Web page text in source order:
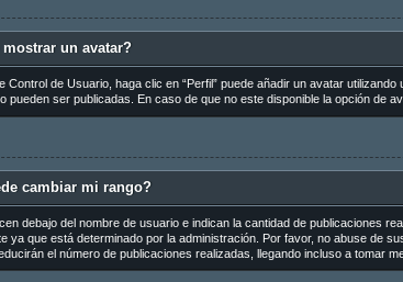
un avatar?
Control de Usuario, haga clic en “Perfil” puede añadir un avatar
pueden ser publicadas. En caso de que no este disponible la opción de
cambiar mi rango?
debajo del nombre de usuario e indican la cantidad de publicaciones
ya que está determinado por la administración. Por favor, no abuse de
el número de publicaciones realizadas, llegando incluso a tomar